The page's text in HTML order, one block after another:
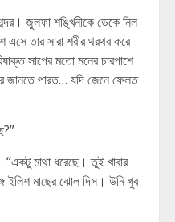
জুলফা শঙ্খিনীকে ডেকে নিল
এসে তার সারা শরীর থরথর করে
সাপের মতো মনের চারপাশে
জানতে পারত… যদি জেনে ফেলত
মাথা ধরেছে। তুই খাবার
মাছের ঝোল দিস। উনি খুব